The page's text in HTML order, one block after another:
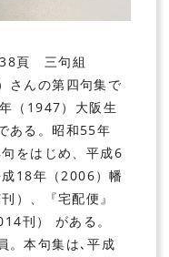
頁 三句組
さんの第四句集で
（1947）大阪生
ある。昭和55年
をはじめ、平成6
18年（2006）幡
）、『宅配便』
刊） がある。
。本句集は､平成